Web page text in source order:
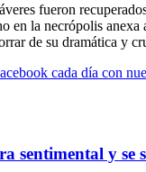
fueron
en la necrópolis
de su dramática y
cada día con
sentimental y